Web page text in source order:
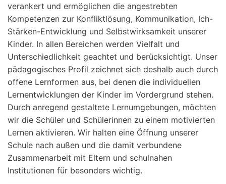
verankert und ermöglichen die angestrebten
Kompetenzen zur Konfliktlösung, Kommunikation, Ich-
Stärken-Entwicklung und Selbstwirksamkeit unserer
Kinder. In allen Bereichen werden Vielfalt und
Unterschiedlichkeit geachtet und berücksichtigt. Unser
pädagogisches Profil zeichnet sich deshalb auch durch
offene Lernformen aus, bei denen die individuellen
Lernentwicklungen der Kinder im Vordergrund stehen.
Durch anregend gestaltete Lernumgebungen, möchten
wir die Schüler und Schülerinnen zu einem motivierten
Lernen aktivieren. Wir halten eine Öffnung unserer
Schule nach außen und die damit verbundene
Zusammenarbeit mit Eltern und schulnahen
Institutionen für besonders wichtig.